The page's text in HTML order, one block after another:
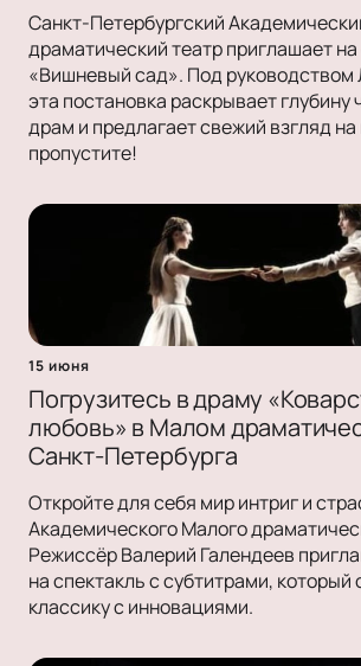
Санкт-Петербургский
драматический театр приглашает на
«Вишневый сад». Под
эта постановка раскрывает глубину
драм и предлагает свежий взгляд на
пропустите!
15 июня
Погрузитесь в драму
любовь» в Малом
Санкт-Петербурга
Откройте для себя мир интриг и
Академического Малого
Режиссёр Валерий Галендеев
на спектакль с субтитрами, который
классику с инновациями.